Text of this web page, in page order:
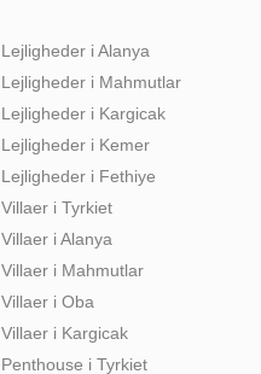
Lejligheder i Alanya
Lejligheder i Mahmutlar
Lejligheder i Kargicak
Lejligheder i Kemer
Lejligheder i Fethiye
Villaer i Tyrkiet
Villaer i Alanya
Villaer i Mahmutlar
Villaer i Oba
Villaer i Kargicak
Penthouse i Tyrkiet